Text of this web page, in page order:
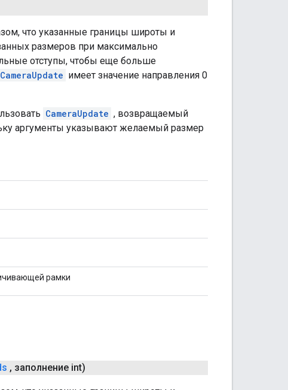
что указанные границы широты и
размеров при максимально
отступы, чтобы еще больше
CameraUpdate имеет значение направления 0
CameraUpdate , возвращаемый
аргументы указывают желаемый размер
рамки
, заполнение int)